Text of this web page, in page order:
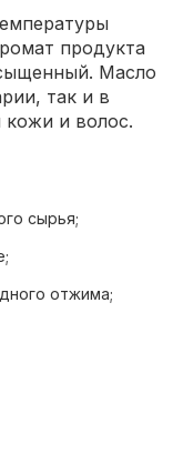
продукта
Масло
так и в
кожи и волос.
сырья;
отжима;